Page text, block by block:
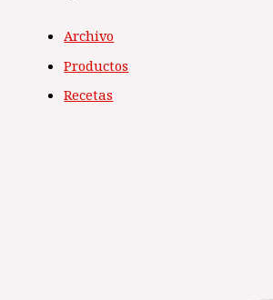
Archivo
Productos
Recetas